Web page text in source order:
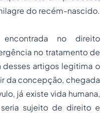
do recém-nascido.
no direito
no tratamento de
artigos legitima o
da concepção, chegada
já existe vida humana,
sujeito de direito e